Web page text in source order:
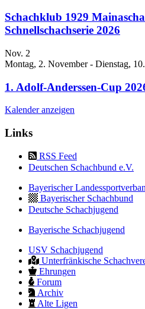
Schachklub 1929
Schnellschachserie 2026
Nov. 2
Montag, 2. November- Dienstag,
1. Adolf-Anderssen-Cup
Kalender anzeigen
Links
RSS Feed
Deutschen Schachbund e.V.
Bayerischer
Bayerischer Schachbund
Deutsche Schachjugend
Bayerische Schachjugend
USV Schachjugend
Unterfränkische
Ehrungen
Forum
Archiv
Alte Ligen